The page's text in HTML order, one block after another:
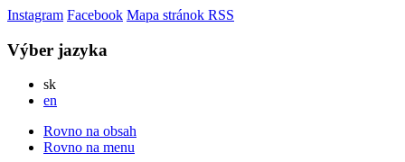
Instagram Facebook Mapa stránok RSS
Výber jazyka
skSlovensky
en
Rovno na obsah
Rovno na menu